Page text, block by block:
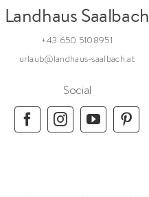
Landhaus Saalbach
+43 650 5108951
urlaub@landhaus-saalbach.at
Social